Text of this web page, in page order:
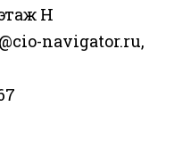
Н
navigator.ru,